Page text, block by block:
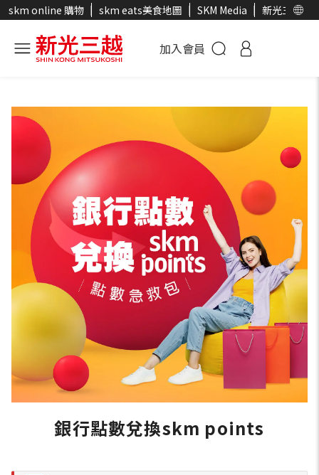
skm online 購物 skm eats美食地圖 SKM Media 新光三越官
加入會員
銀行點數兌換skm points